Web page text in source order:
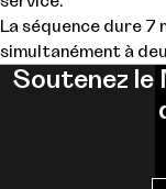
La séquence dure 7
simultanément à
Soutenez le